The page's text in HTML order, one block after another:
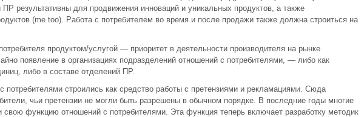
ПР результативны для продвижения инноваций и уникальных продуктов, а также
(me too). Работа с потребителем во время и после продажи также должна строиться на
продуктом/услугой — приоритет в деятельности производителя на рынке
появление в организациях подразделений отношений с потребителями, — либо как
либо в составе отделений ПР.
потребителями строились как средство работы с претензиями и рекламациями. Сюда
чьи претензии не могли быть разрешены в обычном порядке. В последние годы многие
свою функцию отношений с потребителями. Эта функция теперь включает разработку методик